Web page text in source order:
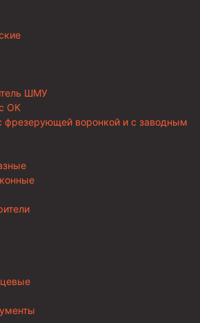
ШМУ
ОК
фрезерующей воронкой и с заводным